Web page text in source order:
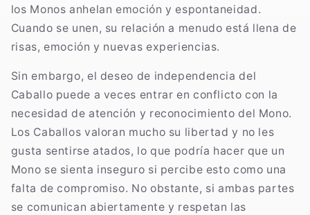
los Monos anhelan emoción y espontaneidad.
Cuando se unen, su relación a menudo está llena de
risas, emoción y nuevas experiencias.
Sin embargo, el deseo de independencia del
Caballo puede a veces entrar en conflicto con la
necesidad de atención y reconocimiento del Mono.
Los Caballos valoran mucho su libertad y no les
gusta sentirse atados, lo que podría hacer que un
Mono se sienta inseguro si percibe esto como una
falta de compromiso. No obstante, si ambas partes
se comunican abiertamente y respetan las